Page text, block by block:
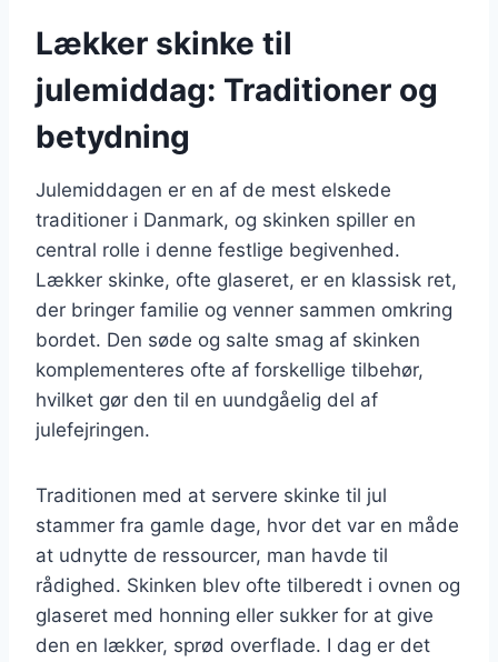
Lækker skinke til
julemiddag: Traditioner og
betydning
Julemiddagen er en af de mest elskede
traditioner i Danmark, og skinken spiller en
central rolle i denne festlige begivenhed.
Lækker skinke, ofte glaseret, er en klassisk ret,
der bringer familie og venner sammen omkring
bordet. Den søde og salte smag af skinken
komplementeres ofte af forskellige tilbehør,
hvilket gør den til en uundgåelig del af
julefejringen.
Traditionen med at servere skinke til jul
stammer fra gamle dage, hvor det var en måde
at udnytte de ressourcer, man havde til
rådighed. Skinken blev ofte tilberedt i ovnen og
glaseret med honning eller sukker for at give
den en lækker, sprød overflade. I dag er det